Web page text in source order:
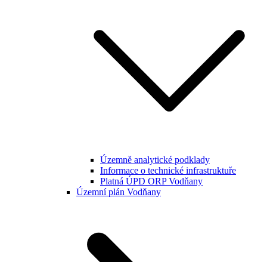
Územně analytické podklady
Informace o technické infrastruktuře
Platná ÚPD ORP Vodňany
Územní plán Vodňany